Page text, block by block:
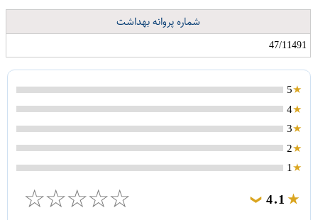
شماره پروانه بهداشت
47/11491
5
4
3
2
1
4.1
❯
☆
☆
☆
☆
☆